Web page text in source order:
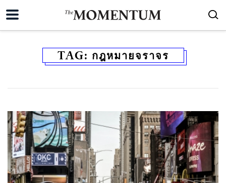
TAG: กฎหมายจราจร